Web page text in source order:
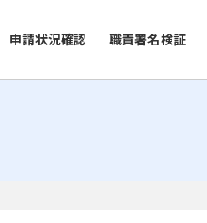
申請状況確認 職責署名検証